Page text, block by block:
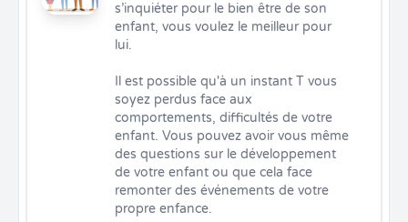
s’inquiéter pour le bien être de son
enfant, vous voulez le meilleur pour
lui.
Il est possible qu'à un instant T vous
soyez perdus face aux
comportements, difficultés de votre
enfant. Vous pouvez avoir vous même
des questions sur le développement
de votre enfant ou que cela face
remonter des événements de votre
propre enfance.